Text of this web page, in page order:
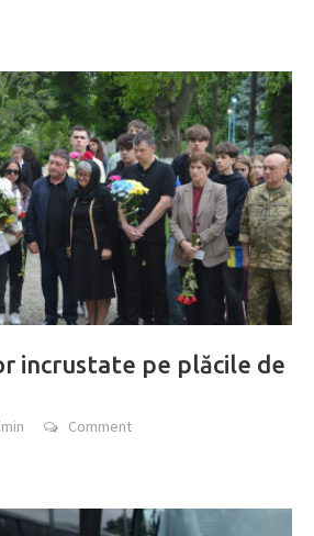
incrustate pe plăcile de
Comment